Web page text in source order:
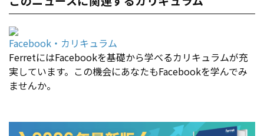
Facebook・カリキュラム
FerretにはFacebookを基礎から学べるカリキュラムが充
実しています。この機会にあなたもFacebookを学んでみ
ませんか。